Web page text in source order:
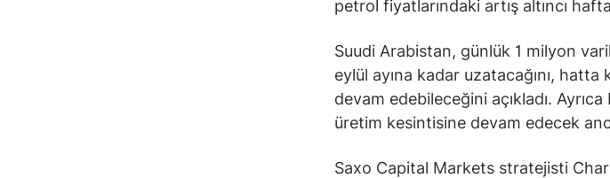
petrol fiyatlarındaki artış altıncı
Suudi Arabistan, günlük 1 milyon
eylül ayına kadar uzatacağını,
devam edebileceğini açıkladı.
üretim kesintisine devam edecek
Saxo Capital Markets stratejisti